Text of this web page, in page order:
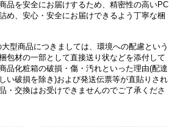
品を安全にお届けするため、精密性の高いPC
め、安心・安全にお届けできるよう丁寧な梱
型商品につきましては、環境への配慮という
包材の一部として直接送り状などを添付して
品化粧箱の破損・傷・汚れといった理由(配達
い破損を除き)および発送伝票等が直貼りされ
・交換はお受けできませんのでご了承くださ